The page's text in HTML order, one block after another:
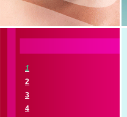
1
2
3
4